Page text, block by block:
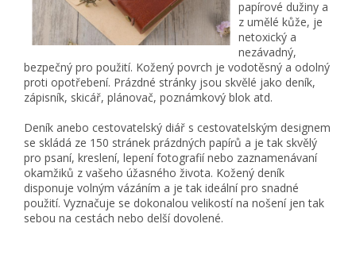
papírové dužiny a
z umělé kůže, je
netoxický a
nezávadný,
bezpečný pro použití. Kožený povrch je vodotěsný a odolný
proti opotřebení. Prázdné stránky jsou skvělé jako deník,
zápisník, skicář, plánovač, poznámkový blok atd.
Deník anebo cestovatelský diář s cestovatelským designem
se skládá ze 150 stránek prázdných papírů a je tak skvělý
pro psaní, kreslení, lepení fotografií nebo zaznamenávaní
okamžiků z vašeho úžasného života. Kožený deník
disponuje volným vázáním a je tak ideální pro snadné
použití. Vyznačuje se dokonalou velikostí na nošení jen tak
sebou na cestách nebo delší dovolené.